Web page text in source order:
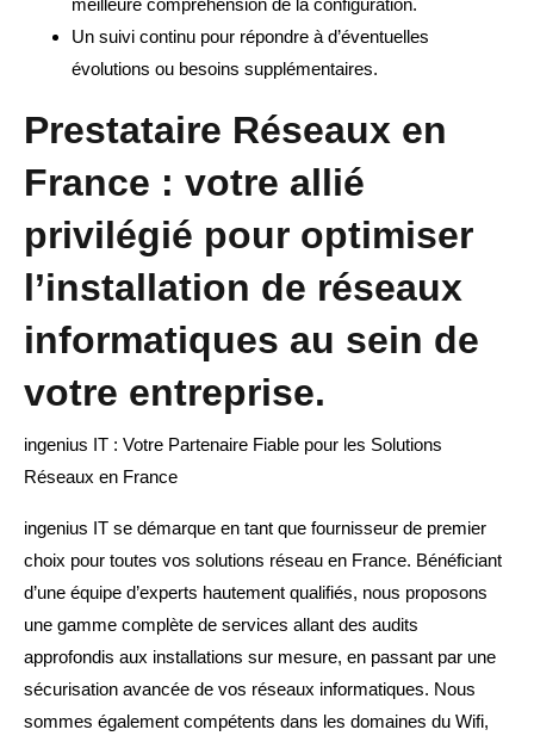
meilleure compréhension de la configuration.
Un suivi continu pour répondre à d’éventuelles
évolutions ou besoins supplémentaires.
Prestataire Réseaux en
France : votre allié
privilégié pour optimiser
l’installation de réseaux
informatiques au sein de
votre entreprise.
ingenius IT : Votre Partenaire Fiable pour les Solutions
Réseaux en France
ingenius IT se démarque en tant que fournisseur de premier
choix pour toutes vos solutions réseau en France. Bénéficiant
d’une équipe d’experts hautement qualifiés, nous proposons
une gamme complète de services allant des audits
approfondis aux installations sur mesure, en passant par une
sécurisation avancée de vos réseaux informatiques. Nous
sommes également compétents dans les domaines du Wifi,